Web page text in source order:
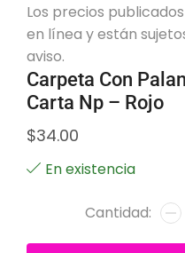
Los precios
en línea y están
aviso.
Carpeta Con
Carta Np – Rojo
$34.00
En existencia